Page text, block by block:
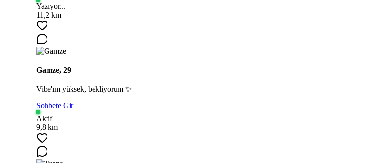
Yazıyor...
11,2 km
Gamze, 29
Vibe'ım yüksek, bekliyorum ✨
Sohbete Gir
Aktif
9,8 km